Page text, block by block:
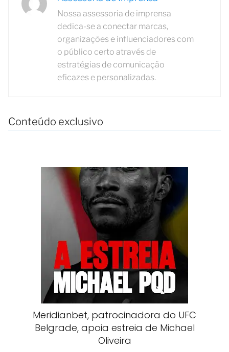
Nossa assessoria de imprensa
dedica-se a conectar marcas,
organizações e influenciadores com
o público certo através de
estratégias de comunicação
eficazes e personalizadas.
Conteúdo exclusivo
Meridianbet, patrocinadora do UFC
Belgrade, apoia estreia de Michael
Oliveira